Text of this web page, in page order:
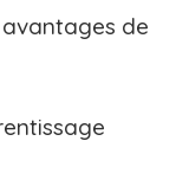
avantages de